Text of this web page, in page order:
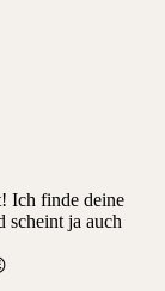
Ich finde deine
scheint ja auch